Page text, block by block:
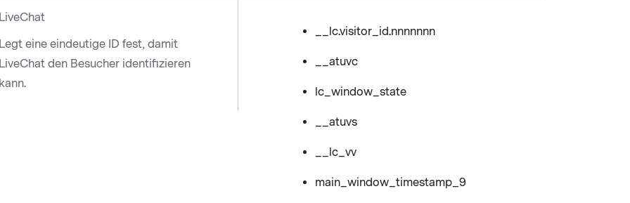
LiveChat
Legt eine eindeutige ID fest, damit
LiveChat den Besucher identifizieren
kann.
__lc.visitor_id.nnnnnnn
__atuvc
lc_window_state
__atuvs
__lc_vv
main_window_timestamp_9